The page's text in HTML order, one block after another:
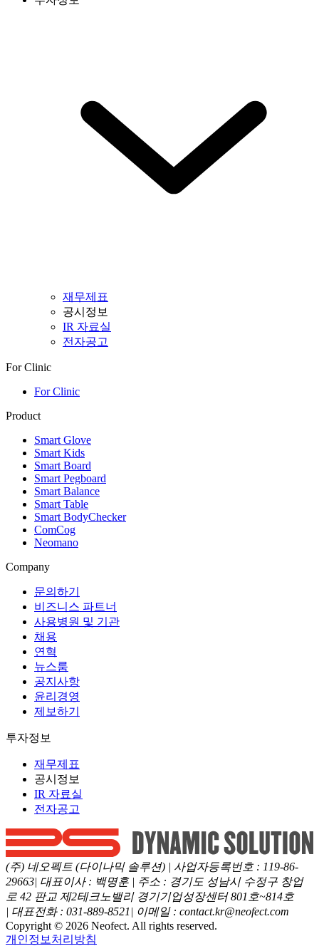
재무제표
공시정보
IR 자료실
전자공고
For Clinic
For Clinic
Product
Smart Glove
Smart Kids
Smart Board
Smart Pegboard
Smart Balance
Smart Table
Smart BodyChecker
ComCog
Neomano
Company
문의하기
비즈니스 파트너
사용병원 및 기관
채용
연혁
뉴스룸
공지사항
윤리경영
제보하기
투자정보
재무제표
공시정보
IR 자료실
전자공고
(주) 네오펙트 (다이나믹 솔루션) | 사업자등록번호: 119-86-
29663| 대표이사: 백명훈 | 주소 : 경기도 성남시 수정구 창업
로 42 판교 제2테크노밸리 경기기업성장센터 801호~814호
| 대표전화: 031-889-8521 | 이메일: contact.kr@neofect.com
Copyright © 2026 Neofect. All rights reserved.
개인정보처리방침